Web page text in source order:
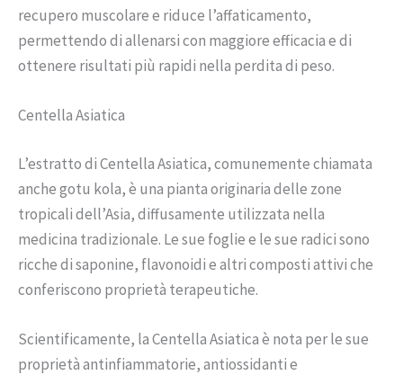
recupero muscolare e riduce l’affaticamento,
permettendo di allenarsi con maggiore efficacia e di
ottenere risultati più rapidi nella perdita di peso.
Centella Asiatica
L’estratto di Centella Asiatica, comunemente chiamata
anche gotu kola, è una pianta originaria delle zone
tropicali dell’Asia, diffusamente utilizzata nella
medicina tradizionale. Le sue foglie e le sue radici sono
ricche di saponine, flavonoidi e altri composti attivi che
conferiscono proprietà terapeutiche.
Scientificamente, la Centella Asiatica è nota per le sue
proprietà antinfiammatorie, antiossidanti e